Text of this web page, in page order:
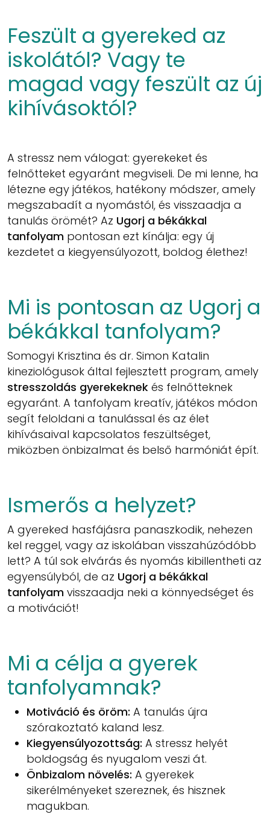
Feszült a gyereked az
iskolától? Vagy te
magad vagy feszült az új
kihívásoktól?
A stressz nem válogat: gyerekeket és
felnőtteket egyaránt megviseli. De mi lenne, ha
létezne egy játékos, hatékony módszer, amely
megszabadít a nyomástól, és visszaadja a
tanulás örömét? Az Ugorj a békákkal
tanfolyam pontosan ezt kínálja: egy új
kezdetet a kiegyensúlyozott, boldog élethez!
Mi is pontosan az Ugorj a
békákkal tanfolyam?
Somogyi Krisztina és dr. Simon Katalin
kineziológusok által fejlesztett program, amely
stresszoldás gyerekeknek és felnőtteknek
egyaránt. A tanfolyam kreatív, játékos módon
segít feloldani a tanulással és az élet
kihívásaival kapcsolatos feszültséget,
miközben önbizalmat és belső harmóniát épít.
Ismerős a helyzet?
A gyereked hasfájásra panaszkodik, nehezen
kel reggel, vagy az iskolában visszahúzódóbb
lett? A túl sok elvárás és nyomás kibillentheti az
egyensúlyból, de az Ugorj a békákkal
tanfolyam visszaadja neki a könnyedséget és
a motivációt!
Mi a célja a gyerek
tanfolyamnak?
Motiváció és öröm: A tanulás újra
szórakoztató kaland lesz.
Kiegyensúlyozottság: A stressz helyét
boldogság és nyugalom veszi át.
Önbizalom növelés: A gyerekek
sikerélményeket szereznek, és hisznek
magukban.